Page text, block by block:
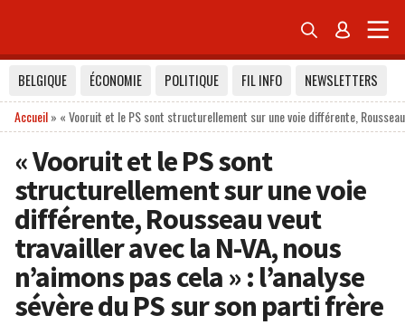
 
BELGIQUE ÉCONOMIE POLITIQUE FIL INFO
NEWSLETTERS
Accueil» « Vooruit et le PS sont structurellement sur une voie différente,
« Vooruit et le PS sont
structurellement sur une voie
différente, Rousseau veut
travailler avec la N-VA, nous
n’aimons pas cela » : l’analyse
sévère du PS sur son parti frère